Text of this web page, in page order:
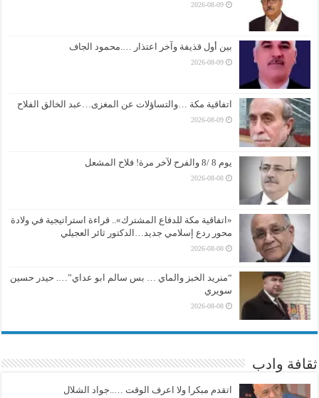
2026-08-09
بين أول قذيفة وآخر اعتذار ….محمود الجاف
2026-08-09
اتفاقية مكة …والتساؤلات عن المغزى…عبد الخالق الفلاح
2026-08-09
يوم 8 /8 والفرح لآخر مرة! فلاح المشعل
2026-08-08
«اتفاقية مكة للدفاع المشترك».. قراءة استراتيجية في ولادة
محور ردع إسلامي جديد…الدكتور ثائر العجيلي
2026-08-08
“منريد الخبز والماي … بس سالم ابو عداي”…. حيدر حسين
سويري
2026-08-08
ثقافة وادب
اتقدم مبكرا ولا اعرف الوقت …..جواد الشلال